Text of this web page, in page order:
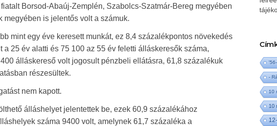
Borsod-Abaúj-Zemplén, Szabolcs-Szatmár-Bereg megyében
is jelentős volt a számuk.
mint egy éve keresett munkát, ez 8,4 százalékpontos növekedés
25 év alatti és 75 100 az 55 év feletti álláskeresők száma,
álláskereső volt jogosult pénzbeli ellátásra, 61,8 százalékuk
részesültek.
nem kapott.
álláshelyet jelentettek be, ezek 60,9 százalékához
száma 9400 volt, amelynek 61,7 százaléka a
-
10
10